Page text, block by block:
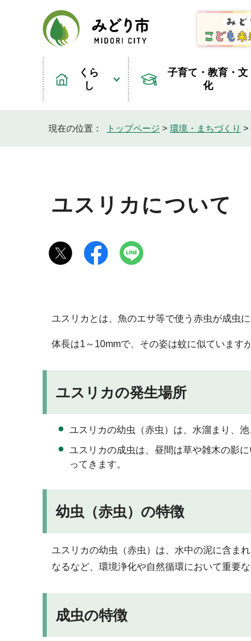
くら
し
子育て・教育・文
化
現在の位置： トップページ > 環境・まちづくり >
ユスリカについて
ユスリカとは、魚のエサ等で使う赤虫が成虫に
体長は1～10mmで、その姿は蚊に似ています
ユスリカの発生場所
ユスリカの幼虫（赤虫）は、水溜まり、
ユスリカの成虫は、昼間は草や雑木の影
ってきます。
幼虫（赤虫）の特徴
ユスリカの幼虫（赤虫）は、水中の泥に含ま
なるなど、環境浄化や自然循環において重要
成虫の特徴